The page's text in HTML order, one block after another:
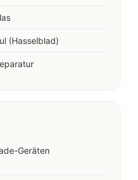
(Hasselblad)
Geräten